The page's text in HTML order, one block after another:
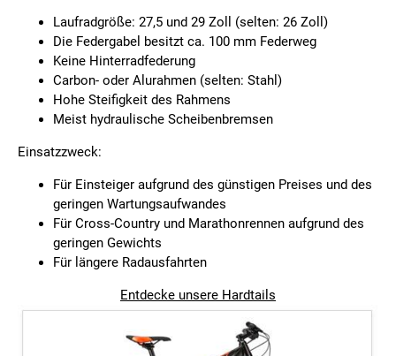
Laufradgröße: 27,5 und 29 Zoll (selten: 26 Zoll)
Die Federgabel besitzt ca. 100 mm Federweg
Keine Hinterradfederung
Carbon- oder Alurahmen (selten: Stahl)
Hohe Steifigkeit des Rahmens
Meist hydraulische Scheibenbremsen
Einsatzzweck:
Für Einsteiger aufgrund des günstigen Preises und des
geringen Wartungsaufwandes
Für Cross-Country und Marathonrennen aufgrund des
geringen Gewichts
Für längere Radausfahrten
Entdecke unsere Hardtails